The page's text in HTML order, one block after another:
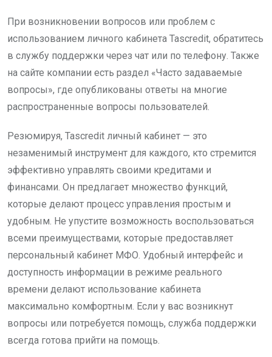
При возникновении вопросов или проблем с
использованием личного кабинета Tascredit, обратитесь
в службу поддержки через чат или по телефону. Также
на сайте компании есть раздел «Часто задаваемые
вопросы», где опубликованы ответы на многие
распространенные вопросы пользователей.
Резюмируя, Tascredit личный кабинет — это
незаменимый инструмент для каждого, кто стремится
эффективно управлять своими кредитами и
финансами. Он предлагает множество функций,
которые делают процесс управления простым и
удобным. Не упустите возможность воспользоваться
всеми преимуществами, которые предоставляет
персональный кабинет МФО. Удобный интерфейс и
доступность информации в режиме реального
времени делают использование кабинета
максимально комфортным. Если у вас возникнут
вопросы или потребуется помощь, служба поддержки
всегда готова прийти на помощь.